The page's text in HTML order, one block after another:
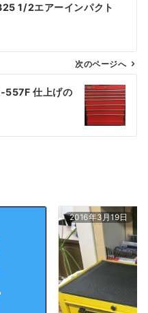
1/2エアーインパクト
次のページへ
557F 仕上げの
2016年3月19日